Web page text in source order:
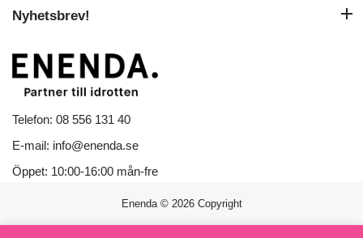
Telefon: 08 556 131 40
E-mail: info@enenda.se
Öppet: 10:00-16:00 mån-fre
Nyhetsbrev!
Enenda© 2026 Copyright